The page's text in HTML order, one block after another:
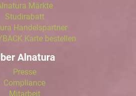
Märkte
Studirabatt
Handelspartner
Karte bestellen
Alnatura
Presse
Compliance
Mitarbeit